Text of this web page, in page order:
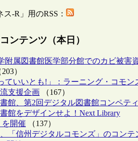
-R」用のRSS：
ンテンツ（本日）
附属図書館医学部分館でのカビ被害
203）
ていいとも!」：ラーニング・コモン
支援企画 （167）
館、第2回デジタル図書館コンペティ
館をデザインせよ！Next Library
を開催 （137）
「信州デジタルコモンズ」のコンテ